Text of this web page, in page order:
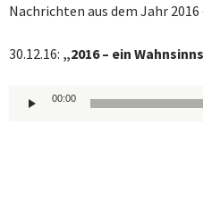
Nachrichten aus dem Jahr 2016
30.12.16: „2016 – ein
Audio-
00:00